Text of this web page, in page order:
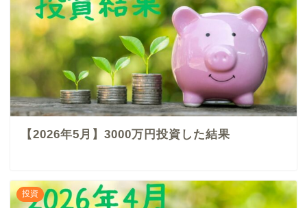
【2026年5月】3000万円投資した結果
投資